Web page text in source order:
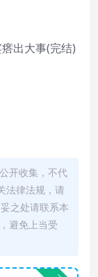
出大事(完结)
开收集，不代
法律法规，请
之处请联系本
避免上当受